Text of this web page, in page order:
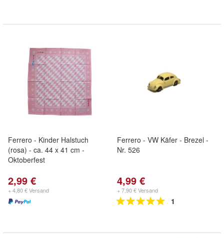
Ferrero - Kinder Halstuch
(rosa) - ca. 44 x 41 cm -
Oktoberfest
2,99 €
+ 4,80 € Versand
Ferrero - VW Käfer - Brezel -
Nr. 526
4,99 €
+ 7,90 € Versand
1